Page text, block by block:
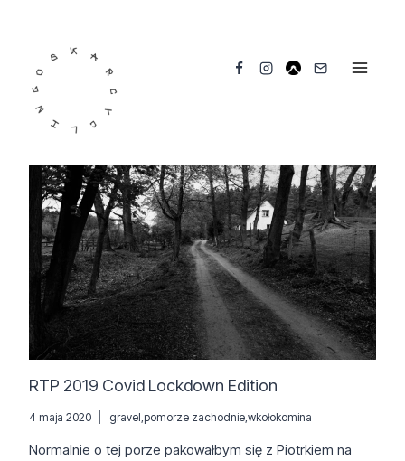
RTP 2019 Covid Lockdown Edition
4 maja 2020 gravel pomorze zachodnie wkołokomina
Normalnie o tej porze pakowałbym się z Piotrkiem na